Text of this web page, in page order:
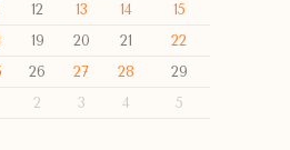
12 13 14
15
19 20 21
22
26 27 28
29
2 3 4 5